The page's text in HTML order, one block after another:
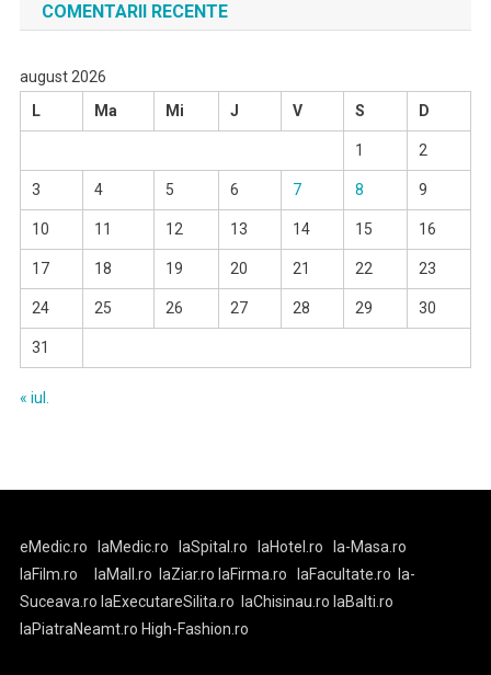
COMENTARII RECENTE
august 2026
L
Ma Mi J V S D
1 2
3 4 5 6 7 8 9
10 11 12 13 14 15 16
17 18 19 20 21 22 23
24 25 26 27 28 29 30
31
« iul.
eMedic.ro laMedic.ro laSpital.ro laHotel.ro
la-Masa.ro
laFilm.ro
laMall.ro laZiar.ro laFirma.ro laFacultate.ro
la-
Suceava.ro laExecutareSilita.ro laChisinau.ro laBalti.ro
laPiatraNeamt.ro High-Fashion.ro